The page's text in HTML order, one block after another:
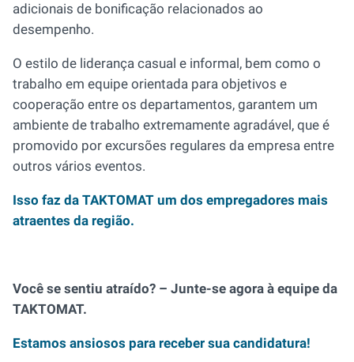
adicionais de bonificação relacionados ao
desempenho.
O estilo de liderança casual e informal, bem como o
trabalho em equipe orientada para objetivos e
cooperação entre os departamentos, garantem um
ambiente de trabalho extremamente agradável, que é
promovido por excursões regulares da empresa entre
outros vários eventos.
Isso faz da TAKTOMAT um dos empregadores mais
atraentes da região.
Você se sentiu atraído? – Junte-se agora à equipe da
TAKTOMAT.
Estamos ansiosos para receber sua candidatura!